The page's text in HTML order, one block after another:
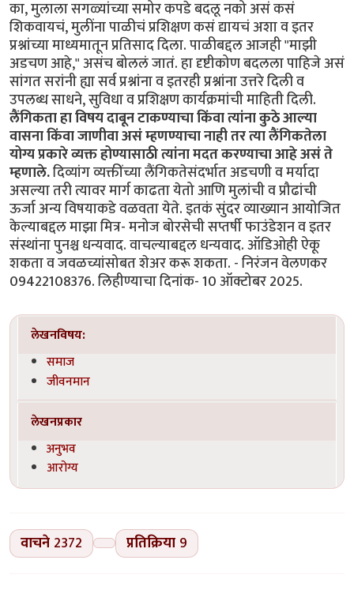
का, मुलाला सगळ्यांच्या समोर कपडे बदलू नको असं कसं
शिकवायचं, मुलींना पाळीचं प्रशिक्षण कसं द्यायचं अशा व इतर
प्रश्नांच्या माध्यमातून प्रतिसाद दिला. पाळीबद्दल आजही "माझी
अडचण आहे," असंच बोललं जातं. हा दृष्टीकोण बदलला पाहिजे असं
सांगत सरांनी ह्या सर्व प्रश्नांना व इतरही प्रश्नांना उत्तरे दिली व
उपलब्ध साधने, सुविधा व प्रशिक्षण कार्यक्रमांची माहिती दिली.
लैंगिकता हा विषय दाबून टाकण्याचा किंवा त्यांना कुठे आल्या
वासना किंवा जाणीवा असं म्हणण्याचा नाही तर त्या लैंगिकतेला
योग्य प्रकारे व्यक्त होण्यासाठी त्यांना मदत करण्याचा आहे असं ते
म्हणाले.दिव्यांग व्यक्तींच्या लैंगिकतेसंदर्भात अडचणी व मर्यादा
असल्या तरी त्यावर मार्ग काढता येतो आणि मुलांची व प्रौढांची
ऊर्जा अन्य विषयाकडे वळवता येते. इतकं सुंदर व्याख्यान आयोजित
केल्याबद्दल माझा मित्र- मनोज बोरसेची सप्तर्षी फाउंडेशन व इतर
संस्थांना पुनश्च धन्यवाद. वाचल्याबद्दल धन्यवाद. ऑडिओही ऐकू
शकता व जवळच्यांसोबत शेअर करू शकता. - निरंजन वेलणकर
09422108376. लिहीण्याचा दिनांक- 10 ऑक्टोबर 2025.
लेखनविषय:
समाज
जीवनमान
लेखनप्रकार
अनुभव
आरोग्य
वाचने 2372 प्रतिक्रिया 9